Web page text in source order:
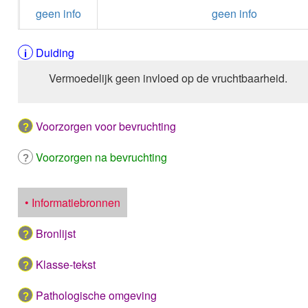
geen info
geen info
Duiding
Vermoedelijk geen invloed op de vruchtbaarheid.
Voorzorgen voor bevruchting
Voorzorgen na bevruchting
• Informatiebronnen
Bronlijst
Klasse-tekst
Pathologische omgeving